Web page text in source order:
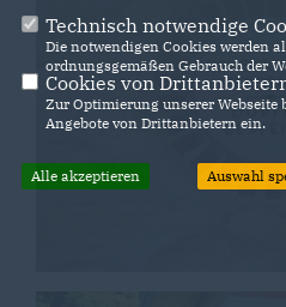
Technisch notwendige
Die notwendigen Cookies werden
ordnungsgemäßen Gebrauch der
Cookies von
Zur Optimierung unserer Webseite
Angebote von Drittanbietern ein.
Alle akzeptieren Auswahl